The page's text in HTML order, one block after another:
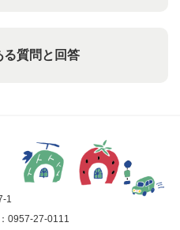
る質問と回答
1
0957-27-0111